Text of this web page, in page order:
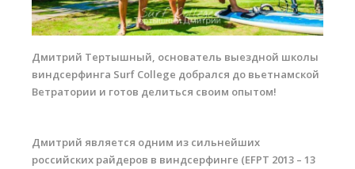
Ветратория.Дахаб
Ветратория Россия
Ветратория.Вьетнам
Обучение Виндсерфингу
Дмитрий Тертышный, основатель выездной школы
виндсерфинга Surf College добрался до вьетнамской
Ветратории и готов делиться своим опытом!
Дмитрий является одним из сильнейших
российских райдеров в виндсерфинге (EFPT 2013 – 13